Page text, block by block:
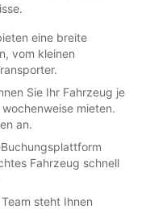
eine breite
vom kleinen
Sie Ihr Fahrzeug je
mieten.
an.
Fahrzeug schnell
steht Ihnen